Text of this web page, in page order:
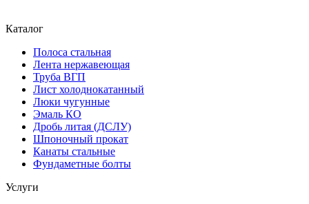
Каталог
Полоса стальная
Лента нержавеющая
Труба ВГП
Лист холоднокатанный
Люки чугунные
Эмаль КО
Дробь литая (ДСЛУ)
Шпоночный прокат
Канаты стальные
Фундаметные болты
Услуги